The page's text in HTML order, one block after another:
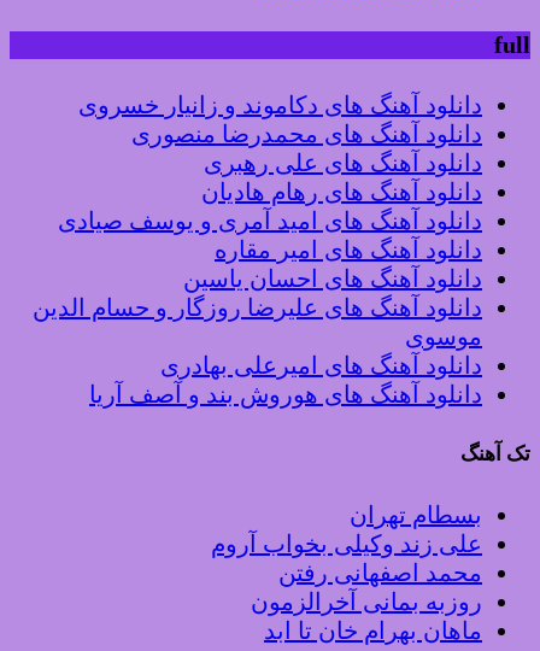
full
دانلود آهنگ های دکاموند و زانیار خسروی
دانلود آهنگ های محمدرضا منصوری
دانلود آهنگ های علی رهبری
دانلود آهنگ های رهام هادیان
دانلود آهنگ های امید آمری و یوسف صیادی
دانلود آهنگ های امیر مقاره
دانلود آهنگ های احسان یاسین
دانلود آهنگ های علیرضا روزگار و حسام الدین
موسوی
دانلود آهنگ های امیرعلی بهادری
دانلود آهنگ های هوروش بند و آصف آریا
تک آهنگ
بسطام تهران
علی زند وکیلی بخواب آروم
محمد اصفهانی رفتن
روزبه بمانی آخرالزمون
ماهان بهرام خان تا ابد